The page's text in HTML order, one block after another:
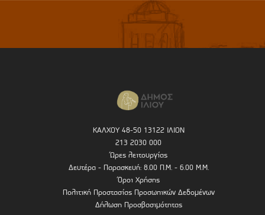
ΚΑΛΧΟΥ 48-50 13122 ΙΛΙΟΝ
213 2030 000
Ώρες λειτουργίας
Δευτέρα - Παρασκευή: 8.00 Π.Μ. - 6.00 Μ.Μ.
Όροι Χρήσης
Πολιτική Προστασίας Προσωπικών Δεδομένων
Δήλωση Προσβασιμότητας